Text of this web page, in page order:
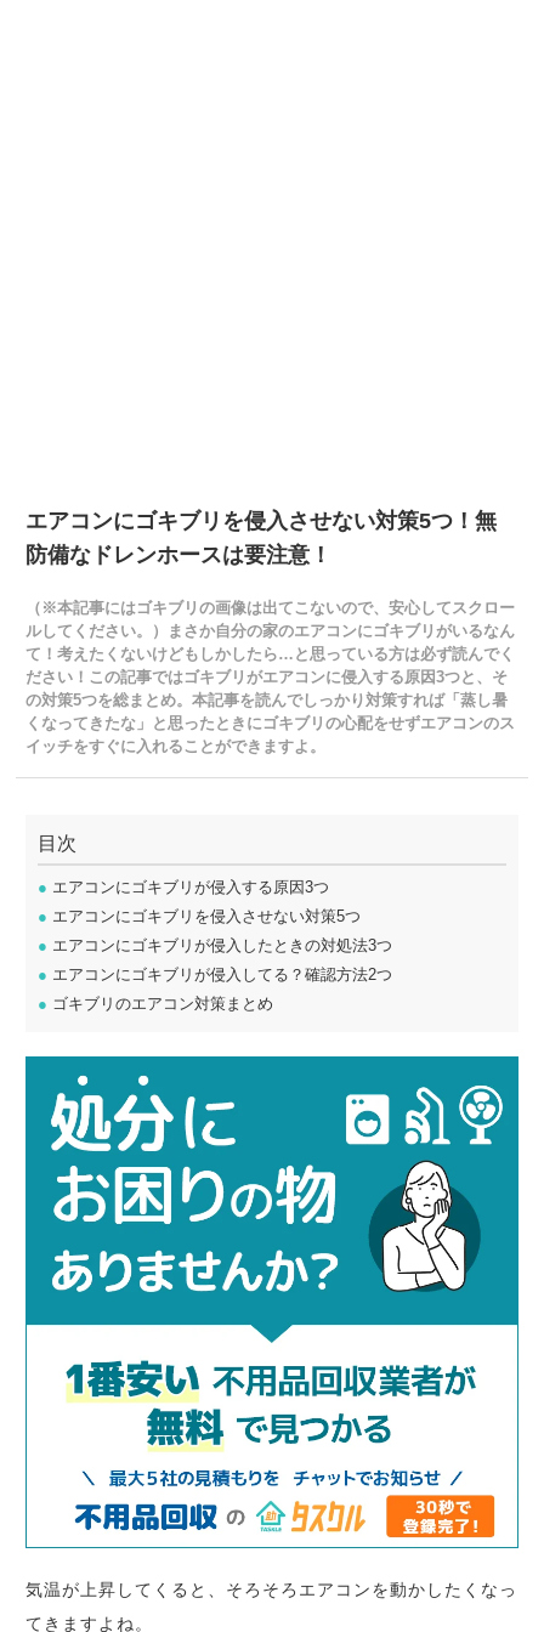
エアコンにゴキブリを侵入させない対策5つ！無
防備なドレンホースは要注意！
（※本記事にはゴキブリの画像は出てこないので、安心してスクロー
ルしてください。）まさか自分の家のエアコンにゴキブリがいるなん
て！考えたくないけどもしかしたら…と思っている方は必ず読んでく
ださい！この記事ではゴキブリがエアコンに侵入する原因3つと、そ
の対策5つを総まとめ。本記事を読んでしっかり対策すれば「蒸し暑
くなってきたな」と思ったときにゴキブリの心配をせずエアコンのス
イッチをすぐに入れることができますよ。
目次
● エアコンにゴキブリが侵入する原因3つ
● エアコンにゴキブリを侵入させない対策5つ
● エアコンにゴキブリが侵入したときの対処法3つ
● エアコンにゴキブリが侵入してる？確認方法2つ
● ゴキブリのエアコン対策まとめ
気温が上昇してくると、そろそろエアコンを動かしたくなっ
てきますよね。